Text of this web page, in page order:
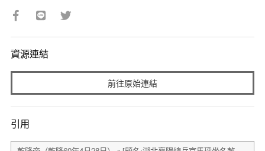
資源連結
前往原始連結
引用